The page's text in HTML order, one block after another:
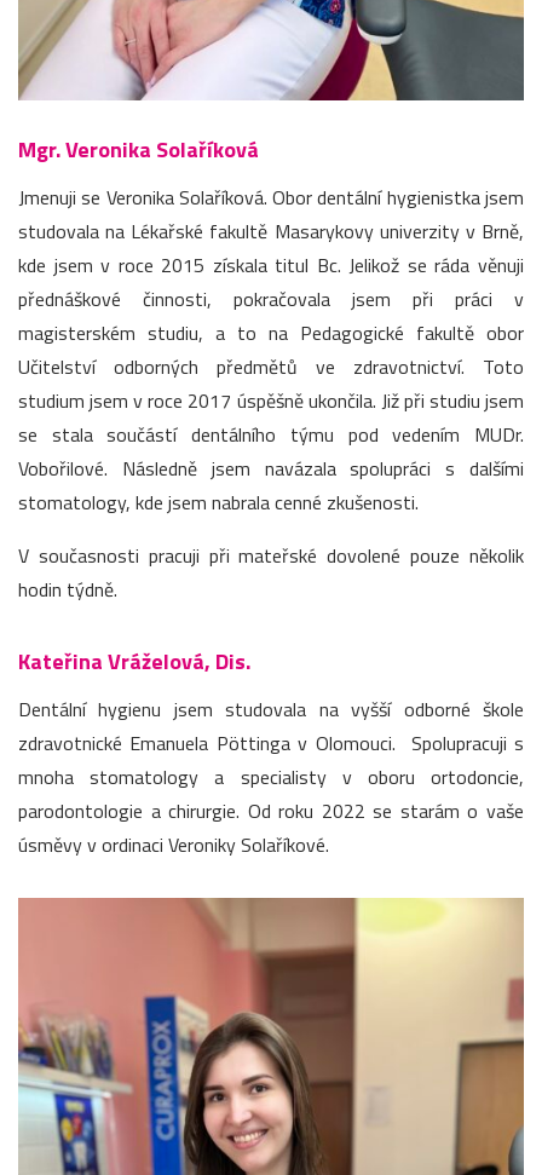
Mgr. Veronika Solaříková
Jmenuji se Veronika Solaříková. Obor dentální hygienistka jsem
studovala na Lékařské fakultě Masarykovy univerzity v Brně,
kde jsem v roce 2015 získala titul Bc. Jelikož se ráda věnuji
přednáškové činnosti, pokračovala jsem při práci v
magisterském studiu, a to na Pedagogické fakultě obor
Učitelství odborných předmětů ve zdravotnictví. Toto
studium jsem v roce 2017 úspěšně ukončila. Již při studiu jsem
se stala součástí dentálního týmu pod vedením MUDr.
Vobořilové. Následně jsem navázala spolupráci s dalšími
stomatology, kde jsem nabrala cenné zkušenosti.
V současnosti pracuji při mateřské dovolené pouze několik
hodin týdně.
Kateřina Vráželová, Dis.
Dentální hygienu jsem studovala na vyšší odborné škole
zdravotnické Emanuela Pöttinga v Olomouci. Spolupracuji s
mnoha stomatology a specialisty v oboru ortodoncie,
parodontologie a chirurgie. Od roku 2022 se starám o vaše
úsměvy v ordinaci Veroniky Solaříkové.